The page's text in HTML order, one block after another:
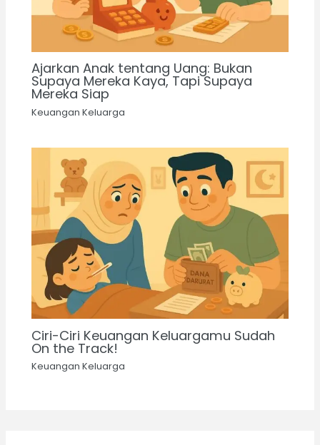
Ajarkan Anak tentang Uang: Bukan
Supaya Mereka Kaya, Tapi Supaya
Mereka Siap
Keuangan Keluarga
Ciri-Ciri Keuangan Keluargamu Sudah
On the Track!
Keuangan Keluarga